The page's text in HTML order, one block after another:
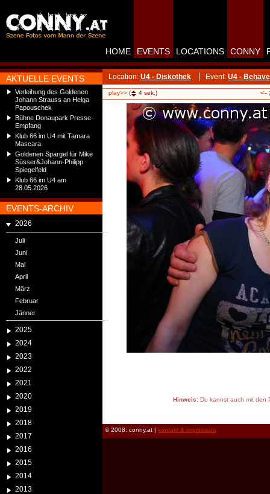
AKTUELLE EVENTS
Verleihung des Goldenen
Johann Strauss an Helga
Papouschek
Bühne Donaupark Presse-
Empfang
Klub 66 im U4 mit Tamara
Mascara
Goldenen Spargel für Mike
Süsser&Johann-Philipp
Spiegelfeld
Klub 66 im U4 am
28.05.2026
EVENTS-ARCHIV
2026
Juli
Juni
Mai
April
März
Februar
Jänner
2025
2024
2023
2022
2021
2020
2019
2018
2017
2016
2015
2014
2013
HOME EVENTS LOCATIONS CONNY
Location: U4 - Diskothek Event: U4 -
play>> ( 4 sek.) <-
Hinweis:Du kannst auch mit den
© 2008: conny.at | kontakt & impressum